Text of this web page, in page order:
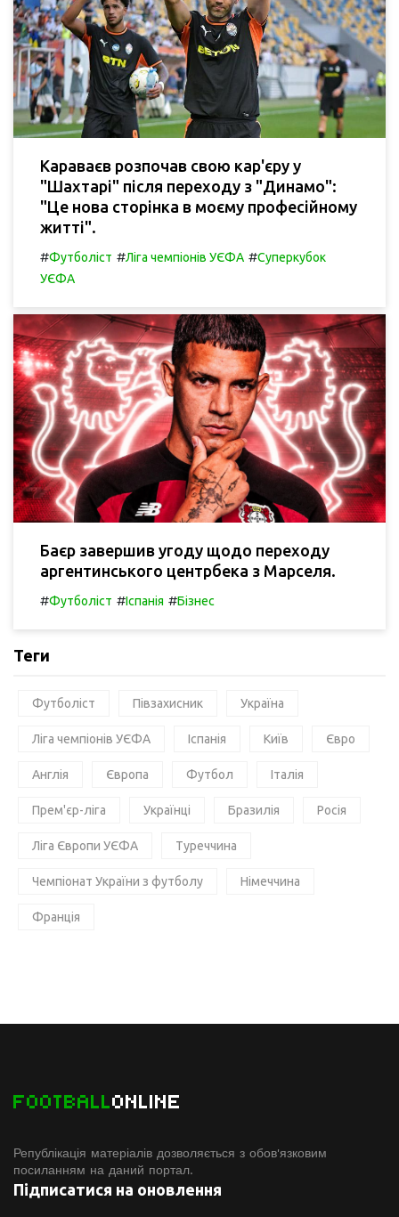
Караваєв розпочав свою кар'єру у
"Шахтарі" після переходу з "Динамо":
"Це нова сторінка в моєму професійному
житті".
#Футболіст #Ліга чемпіонів УЄФА #Суперкубок
УЄФА
Баєр завершив угоду щодо переходу
аргентинського центрбека з Марселя.
#Футболіст #Іспанія #Бізнес
Теги
Футболіст Півзахисник Україна
Ліга чемпіонів УЄФА Іспанія Київ Євро
Англія Європа Футбол Італія
Прем'єр-ліга Українці Бразилія Росія
Ліга Європи УЄФА Туреччина
Чемпіонат України з футболу Німеччина
Франція
FOOTBALLONLINE
Републікація матеріалів дозволяється з обов'язковим
посиланням на даний портал.
Підписатися на оновлення